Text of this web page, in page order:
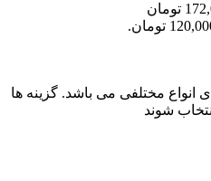
قیمت اصلی: 172,000 تومان
انواع مختلفی می باشد. گزینه ها
شوند